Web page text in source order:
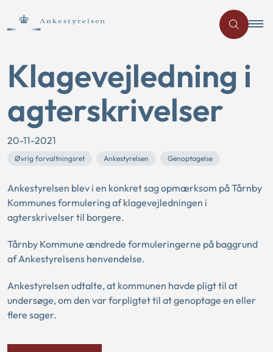
Klagevejledning i
agterskrivelser
20-11-2021
Øvrig forvaltningsret Ankestyrelsen Genoptagelse
Ankestyrelsen blev i en konkret sag opmærksom på Tårnby
Kommunes formulering af klagevejledningen i
agterskrivelser til borgere.
Tårnby Kommune ændrede formuleringerne på baggrund
af Ankestyrelsens henvendelse.
Ankestyrelsen udtalte, at kommunen havde pligt til at
undersøge, om den var forpligtet til at genoptage en eller
flere sager.